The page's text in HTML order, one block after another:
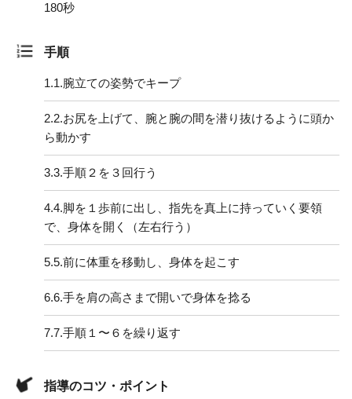
180秒
手順
1.1.腕立ての姿勢でキープ
2.2.お尻を上げて、腕と腕の間を潜り抜けるように頭か
ら動かす
3.3.手順２を３回行う
4.4.脚を１歩前に出し、指先を真上に持っていく要領
で、身体を開く（左右行う）
5.5.前に体重を移動し、身体を起こす
6.6.手を肩の高さまで開いで身体を捻る
7.7.手順１〜６を繰り返す
指導のコツ・ポイント